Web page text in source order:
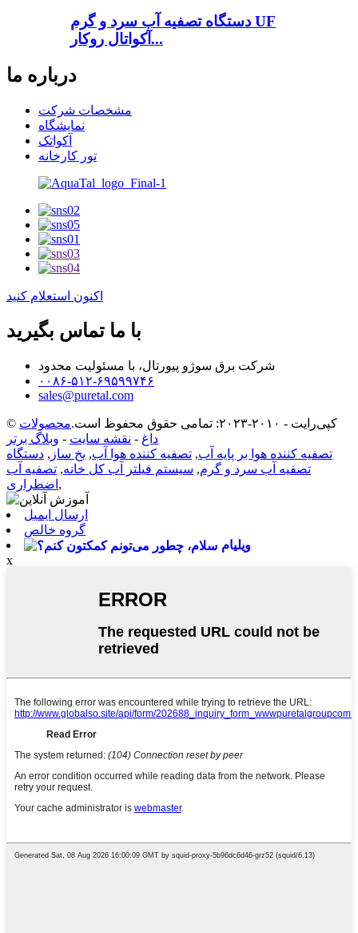
دستگاه تصفیه آب سرد و گرم UF
آکواتال روکار...
درباره ما
مشخصات شرکت
نمایشگاه
آکواتک
تور کارخانه
اکنون استعلام کنید
با ما تماس بگیرید
شرکت برق سوژو پیورتال، با مسئولیت محدود
۰۰۸۶-۵۱۲-۶۹۵۹۹۷۴۶
sales@puretal.com
© کپی‌رایت - ۲۰۱۰-۲۰۲۳: تمامی حقوق محفوظ است.
محصولات
داغ - نقشه سایت - وبلاگ برتر
تصفیه کننده هوا بر پایه آب, تصفیه کننده هوا آب, یخ ساز , دستگاه
تصفیه آب سرد و گرم, سیستم فیلتر آب کل خانه, تصفیه آب
اضطراری ,
ارسال ایمیل
گروه خالص
ویلیام
x